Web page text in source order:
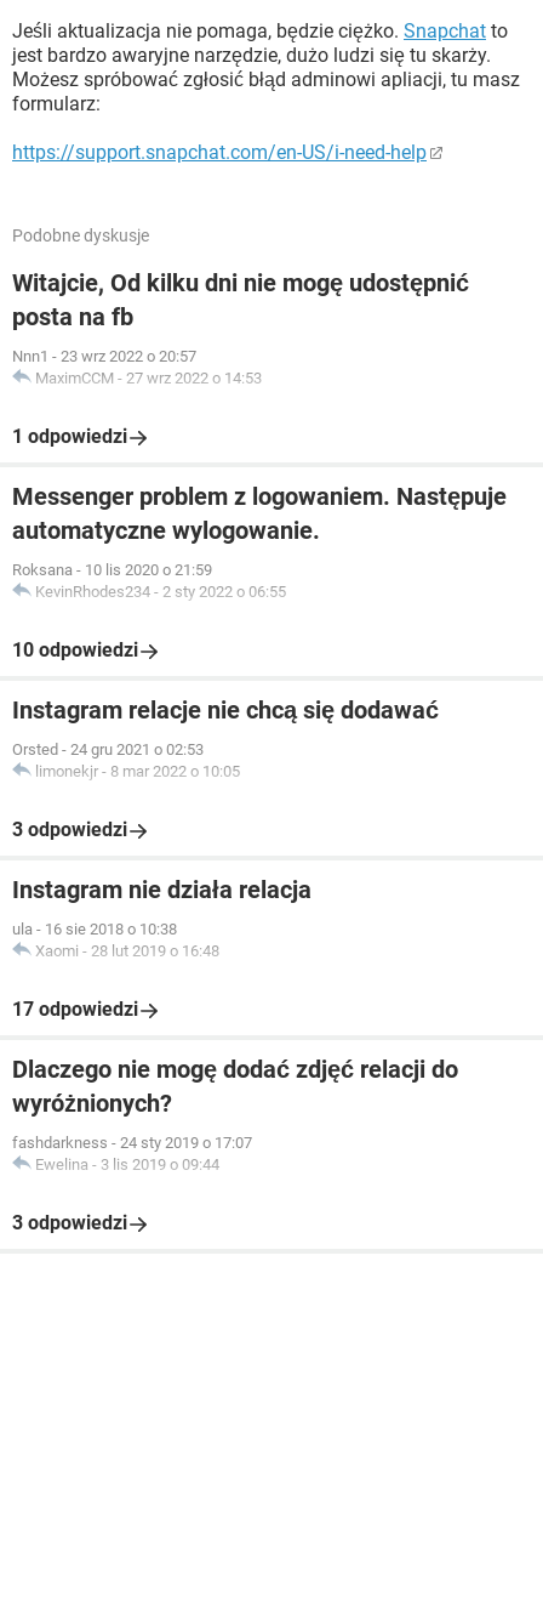
Jeśli aktualizacja nie pomaga, będzie ciężko. Snapchat to
jest bardzo awaryjne narzędzie, dużo ludzi się tu skarży.
Możesz spróbować zgłosić błąd adminowi apliacji, tu masz
formularz:
https://support.snapchat.com/en-US/i-need-help
Podobne dyskusje
Witajcie, Od kilku dni nie mogę udostępnić
posta na fb
Nnn1 - 23 wrz 2022 o 20:57
MaximCCM - 27 wrz 2022 o 14:53
1 odpowiedzi
Messenger problem z logowaniem. Następuje
automatyczne wylogowanie.
Roksana - 10 lis 2020 o 21:59
KevinRhodes234 - 2 sty 2022 o 06:55
10 odpowiedzi
Instagram relacje nie chcą się dodawać
Orsted - 24 gru 2021 o 02:53
limonekjr - 8 mar 2022 o 10:05
3 odpowiedzi
Instagram nie działa relacja
ula - 16 sie 2018 o 10:38
Xaomi - 28 lut 2019 o 16:48
17 odpowiedzi
Dlaczego nie mogę dodać zdjęć relacji do
wyróżnionych?
fashdarkness - 24 sty 2019 o 17:07
Ewelina - 3 lis 2019 o 09:44
3 odpowiedzi